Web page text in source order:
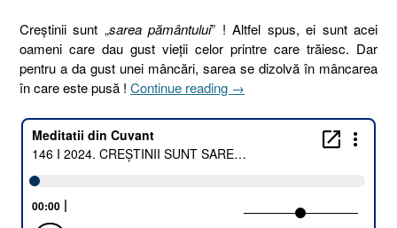
Creștinii sunt „sarea pământului” ! Altfel spus, ei sunt acei
oameni care dau gust vieții celor printre care trăiesc. Dar
pentru a da gust unei mâncări, sarea se dizolvă în mâncarea
în care este pusă ! Continue reading „146
2024.
CREȘTINII
SUNT
PĂMÂNTULUI
→